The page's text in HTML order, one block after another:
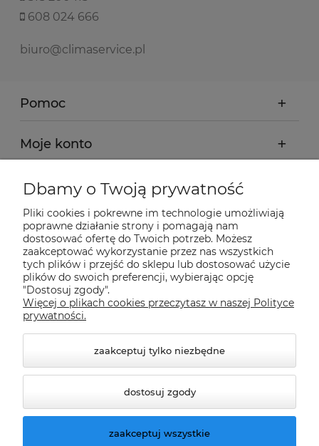
608 024 666
biuro@climaservice.pl
Pomoc
Moje konto
Płatności i dostawa
Informacje
O nas
Nasze sklepy Allegro
Dbamy o Twoją prywatność
Pliki cookies i pokrewne im technologie umożliwiają
poprawne działanie strony i pomagają nam
dostosować ofertę do Twoich potrzeb. Możesz
zaakceptować wykorzystanie przez nas wszystkich
tych plików i przejść do sklepu lub dostosować użycie
plików do swoich preferencji, wybierając opcję
"Dostosuj zgody".
Więcej o plikach cookies przeczytasz w naszej Polityce
prywatności.
zaakceptuj tylko niezbędne
dostosuj zgody
zaakceptuj wszystkie